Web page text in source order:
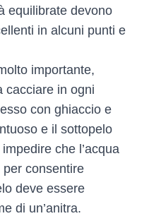
equilibrate devono
in alcuni punti e
importante,
cacciare in ogni
con ghiaccio e
e il sottopelo
che l’acqua
consentire
deve essere
di un’anitra.